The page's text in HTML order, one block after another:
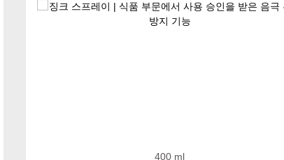
400 ml